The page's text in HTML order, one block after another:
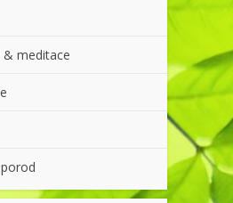
& meditace